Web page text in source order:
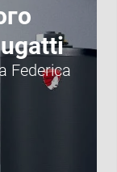
Federica